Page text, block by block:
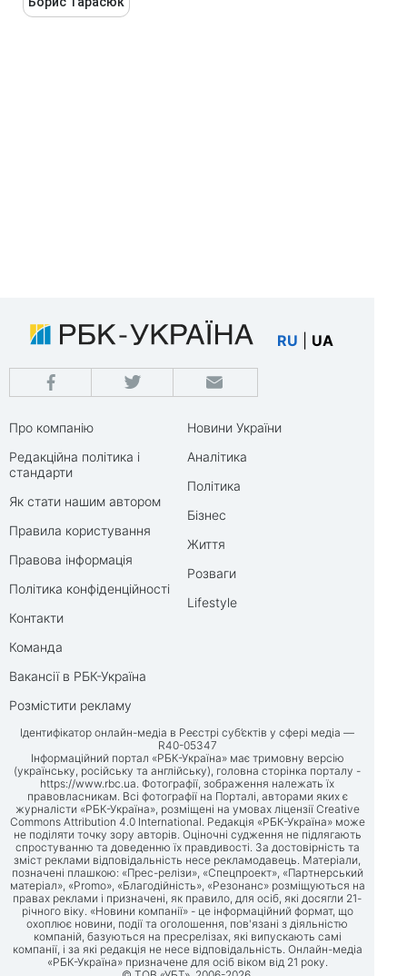
RU UA
Про компанію
Редакційна політика і
стандарти
Як стати нашим автором
Правила користування
Правова інформація
Політика конфіденційності
Контакти
Команда
Вакансії в РБК-Україна
Розмістити рекламу
Новини України
Аналітика
Політика
Бізнес
Життя
Розваги
Lifestyle
Ідентифікатор онлайн-медіа в Реєстрі суб’єктів у сфері медіа —
R40-05347
Інформаційний портал «РБК-Україна» має тримовну версію
(українську, російську та англійську), головна сторінка порталу -
https://www.rbc.ua. Фотографії, зображення належать їх
правовласникам. Всі фотографії на Порталі, авторами яких є
журналісти «РБК-Україна», розміщені на умовах ліцензії Creative
Commons Attribution 4.0 International. Редакція «РБК-Україна» може
не поділяти точку зору авторів. Оціночні судження не підлягають
спростуванню та доведенню їх правдивості. За достовірність та
зміст реклами відповідальність несе рекламодавець. Матеріали,
позначені плашкою: «Прес-релізи», «Спецпроект», «Партнерський
матеріал», «Promo», «Благодійність», «Резонанс» розміщуються на
правах реклами і призначені, як правило, для осіб, які досягли 21-
річного віку. «Новини компанії» - це інформаційний формат, що
охоплює новини, події та оголошення, пов'язані з діяльністю
компаній, базуються на пресрелізах, які випускають самі
компанії, і за які редакція не несе відповідальність. Онлайн-медіа
«РБК-Україна» призначене для осіб віком від 21 року.